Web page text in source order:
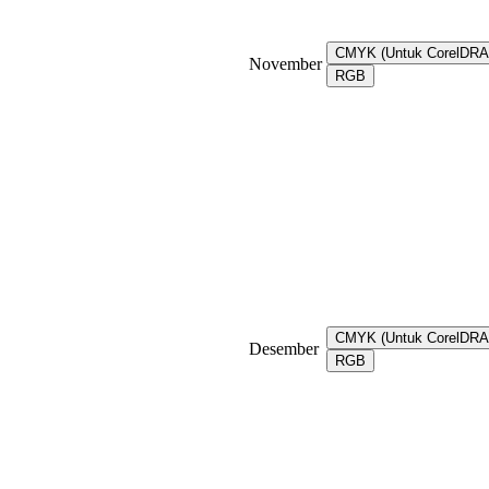
November
CMYK (Untuk
RGB
Desember
CMYK (Untuk
RGB